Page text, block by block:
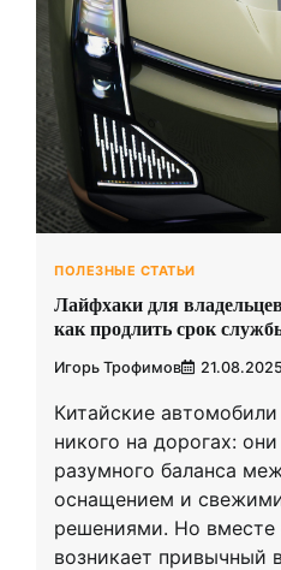
ПОЛЕЗНЫЕ СТАТЬИ
Лайфхаки для
как продлить срок
Игорь Трофимов 21.08.2025
Китайские
никого на дорогах:
разумного баланса
оснащением и
решениями. Но вместе
возникает привычный